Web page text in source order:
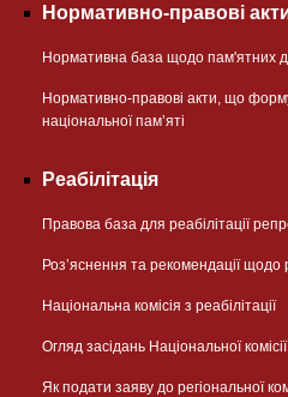
Нормативно-правові
Нормативна база щодо пам'ятних
Нормативно-правові акти, що
національної памʼяті
Реабілітація
Правова база для реабілітації
Розʼяснення та рекомендації щодо
Національна комісія з реабілітації
Огляд засідань Національної комісії
Як подати заяву до регіональної